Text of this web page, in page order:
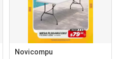
Novicompu